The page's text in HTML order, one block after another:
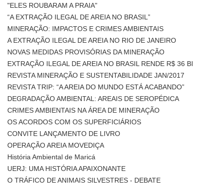
"ELES ROUBARAM A PRAIA"
“A EXTRAÇÃO ILEGAL DE AREIA NO BRASIL”
MINERAÇÃO: IMPACTOS E CRIMES AMBIENTAIS
A EXTRAÇÃO ILEGAL DE AREIA NO RIO DE JANEIRO
NOVAS MEDIDAS PROVISÓRIAS DA MINERAÇÃO
EXTRAÇÃO ILEGAL DE AREIA NO BRASIL RENDE R$ 36 BI
REVISTA MINERAÇÃO E SUSTENTABILIDADE JAN/2017
REVISTA TRIP: “A AREIA DO MUNDO ESTÁ ACABANDO”
DEGRADAÇÃO AMBIENTAL: AREAIS DE SEROPÉDICA
CRIMES AMBIENTAIS NA ÁREA DE MINERAÇÃO
OS ACORDOS COM OS SUPERFICIÁRIOS
CONVITE LANÇAMENTO DE LIVRO
OPERAÇÃO AREIA MOVEDIÇA
História Ambiental de Maricá
UERJ: UMA HISTÓRIA APAIXONANTE
O TRÁFICO DE ANIMAIS SILVESTRES - DEBATE